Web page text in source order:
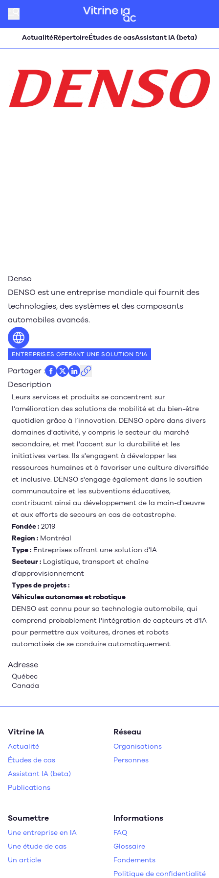
ActualitéRépertoireÉtudes de casAssistant IA (beta)
Denso
DENSO est une entreprise mondiale qui fournit des
technologies, des systèmes et des composants
automobiles avancés.
Site web
ENTREPRISES OFFRANT UNE SOLUTION D'IA
Partager :
Description
Leurs services et produits se concentrent sur
l’amélioration des solutions de mobilité et du bien-être
quotidien grâce à l’innovation. DENSO opère dans divers
domaines d'activité, y compris le secteur du marché
secondaire, et met l'accent sur la durabilité et les
initiatives vertes. Ils s'engagent à développer les
ressources humaines et à favoriser une culture diversifiée
et inclusive. DENSO s'engage également dans le soutien
communautaire et les subventions éducatives,
contribuant ainsi au développement de la main-d'œuvre
et aux efforts de secours en cas de catastrophe.
Fondée : 2019
Region : Montréal
Type : Entreprises offrant une solution d'IA
Secteur : Logistique, transport et chaîne
d’approvisionnement
Types de projets :
Véhicules autonomes et robotique
DENSO est connu pour sa technologie automobile, qui
comprend probablement l'intégration de capteurs et d'IA
pour permettre aux voitures, drones et robots
automatisés de se conduire automatiquement.
Adresse
Québec
Canada
Vitrine IA
Actualité
Études de cas
Assistant IA (beta)
Publications
Réseau
Organisations
Personnes
Soumettre
Une entreprise en IA
Une étude de cas
Un article
Informations
FAQ
Glossaire
Fondements
Politique de confidentialité